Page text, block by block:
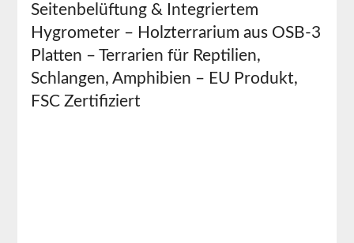
Seitenbelüftung & Integriertem
Hygrometer – Holzterrarium aus OSB-3
Platten – Terrarien für Reptilien,
Schlangen, Amphibien – EU Produkt,
FSC Zertifiziert